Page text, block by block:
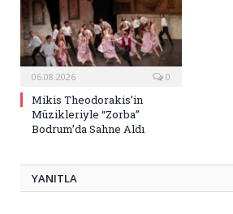
06.08.2026 0
Mikis Theodorakis’in
Müzikleriyle “Zorba”
Bodrum’da Sahne Aldı
YANITLA